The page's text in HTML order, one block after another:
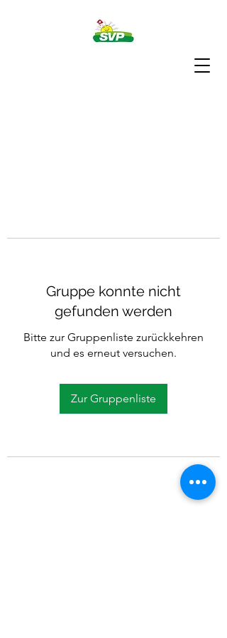
Gruppe konnte nicht
gefunden werden
Bitte zur Gruppenliste zurückkehren
und es erneut versuchen.
Zur Gruppenliste